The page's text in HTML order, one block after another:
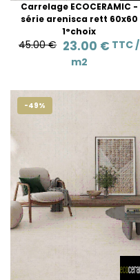
Carrelage ECOCERAMIC -
série arenisca rett 60x60
1°choix
45.00 € 23.00 € TTC /
m2
-49%